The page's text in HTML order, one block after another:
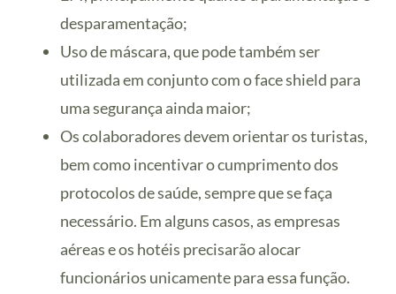
desparamentação;
Uso de máscara, que pode também ser
utilizada em conjunto com o face shield para
uma segurança ainda maior;
Os colaboradores devem orientar os turistas,
bem como incentivar o cumprimento dos
protocolos de saúde, sempre que se faça
necessário. Em alguns casos, as empresas
aéreas e os hotéis precisarão alocar
funcionários unicamente para essa função.